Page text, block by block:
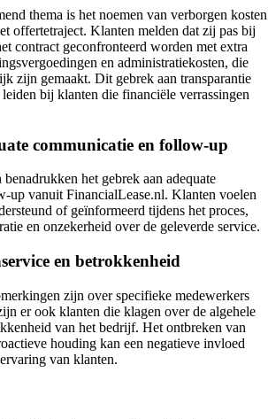
thema is het noemen van verborgen kosten
offertetraject. Klanten melden dat zij pas bij
contract geconfronteerd worden met extra
en administratiekosten, die
zijn gemaakt. Dit gebrek aan transparantie
bij klanten die financiële verrassingen
communicatie en follow-up
het gebrek aan adequate
up vanuit FinancialLease.nl. Klanten voelen
of geïnformeerd tijdens het proces,
en onzekerheid over de geleverde service.
en betrokkenheid
zijn over specifieke medewerkers
er ook klanten die klagen over de algehele
van het bedrijf. Het ontbreken van
houding kan een negatieve invloed
van klanten.